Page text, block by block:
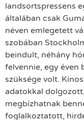
landsortspressens
általában csak
néven emlegetett
szobában
beindult, néhány
felvennie, egy éven
szüksége volt.
adatokkal
megbízhatnak
foglalkoztatott,